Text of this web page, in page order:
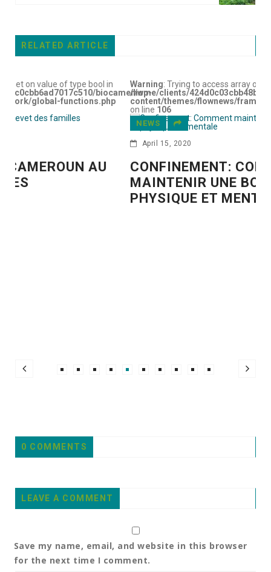
RELATED ARTICLE
bool in
biocamer/wp-
AU
Warning: Trying to access array offset on value of type
/home/clients/
content/themes/flownews/framework/global-
NEWS
CONFINEMENT: COMMENT
MAINTENIR UNE BONNE SANTÉ
PHYSIQUE ET MENTALE
0 COMMENTS
LEAVE A COMMENT
Save my name, email, and website in this browser
for the next time I comment.